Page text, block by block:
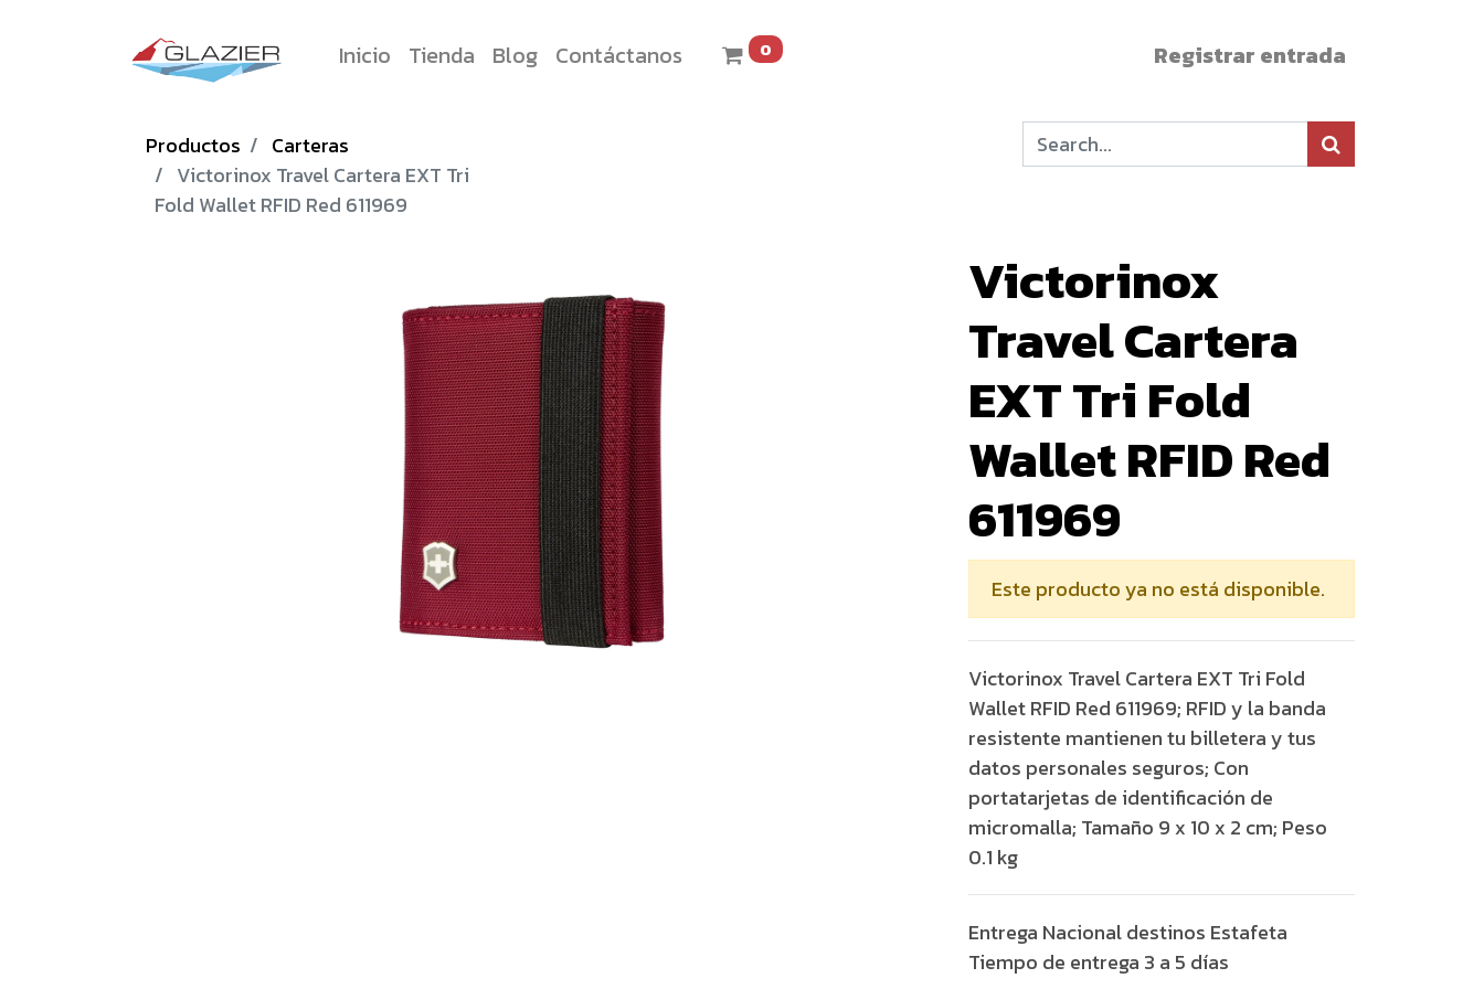
Inicio Tienda Blog Contáctanos 0 Registrar entrada
Productos
Carteras
Victorinox Travel Cartera EXT Tri
Fold Wallet RFID Red 611969
Victorinox
Travel Cartera
EXT Tri Fold
Wallet RFID Red
611969
Este producto ya no está disponible.
Victorinox Travel Cartera EXT Tri Fold
Wallet RFID Red 611969; RFID y la banda
resistente mantienen tu billetera y tus
datos personales seguros; Con
portatarjetas de identificación de
micromalla; Tamaño 9 x 10 x 2 cm; Peso
0.1 kg
Entrega Nacional destinos Estafeta
Tiempo de entrega 3 a 5 días